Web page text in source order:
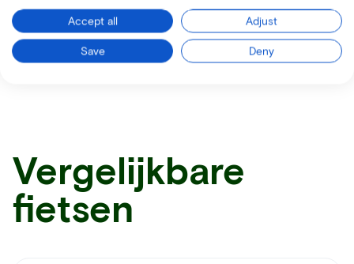
Ontvang alle nodige informatie per mail
Vergelijkbare
fietsen
Accept all Adjust
Save Deny